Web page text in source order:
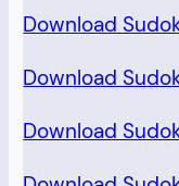
Download
Download
Download